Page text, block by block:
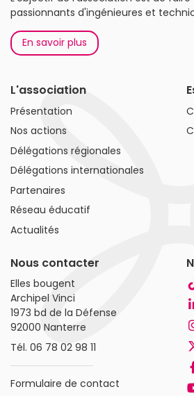
passionnants d'ingénieures et
En savoir plus
L'association
Présentation
Nos actions
Délégations régionales
Délégations internationales
Partenaires
Réseau éducatif
Actualités
Nous contacter
Elles bougent
Archipel Vinci
1973 bd de la Défense
92000 Nanterre
Tél. 06 78 02 98 11
Formulaire de contact